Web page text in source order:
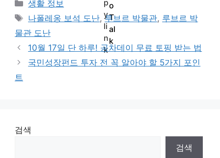
생활 정보
Tags
나폴레옹 보석 도난,루브르 박물관, 루브르 박
물관 도난
10월 17일 단 하루! 공차데이 무료 토핑 받는 법
국민성장펀드 투자 전 꼭 알아야 할 5가지 포인
트
검색
검색